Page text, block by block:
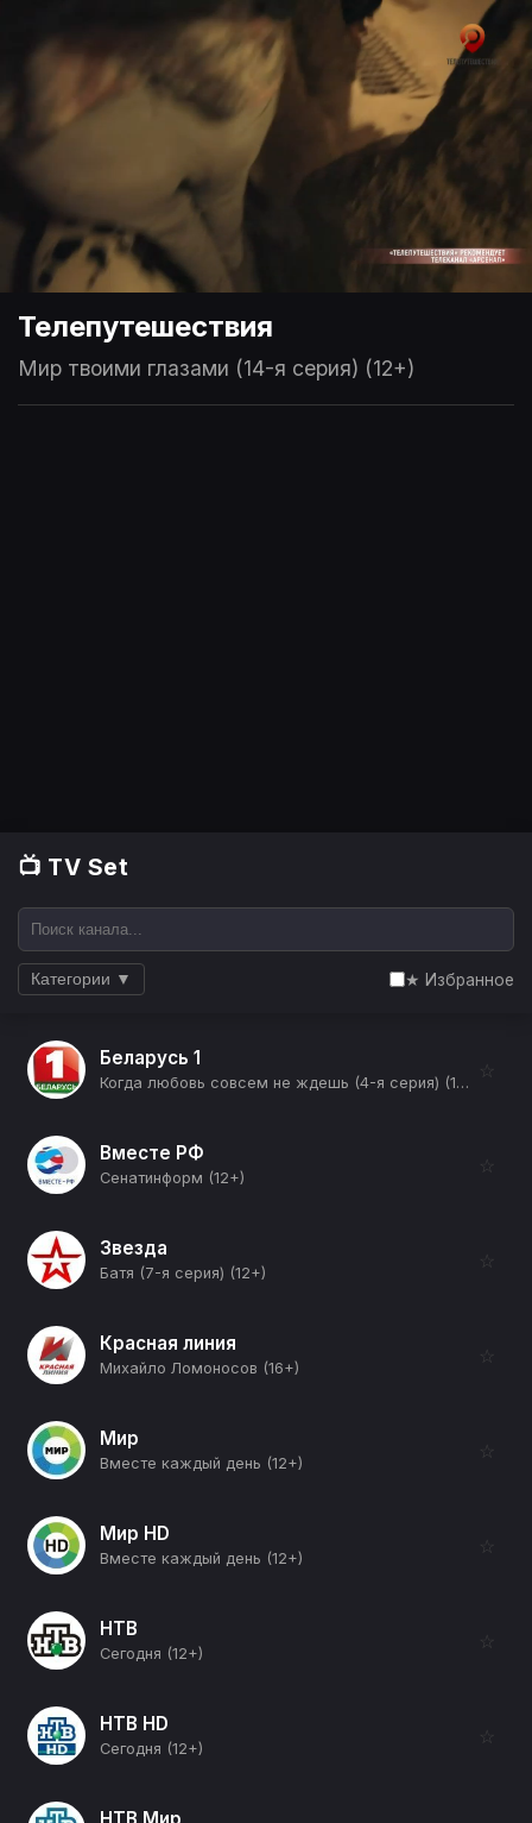
📺 TV Set
Категории ▼ ★ Избранное
Беларусь 1
Когда любовь совсем не ждешь (4-я серия) (12+)
☆
Вместе РФ
Сенатинформ (12+)
☆
Звезда
Батя (7-я серия) (12+)
☆
Красная линия
Михайло Ломоносов (16+)
☆
Мир
Вместе каждый день (12+)
☆
Мир HD
Вместе каждый день (12+)
☆
НТВ
Сегодня (12+)
☆
НТВ HD
Сегодня (12+)
☆
Телепутешествия
Мир твоими глазами (14-я серия) (12+)